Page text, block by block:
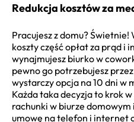
Redukcja kosztów za
Pracujesz z domu? Świetnie!
koszty część opłat za prąd i
wynajmujesz biurko w
pewno go potrzebujesz
wystarczy opcja na 10 dni w
Każda taka decyzja to krok
rachunki w biurze
umowę na telefon i internet